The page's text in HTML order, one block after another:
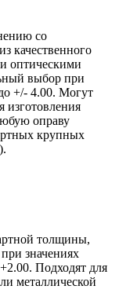
со
качественного
оптическими
выбор при
+/- 4.00. Могут
изготовления
оправу
крупных
толщины,
значениях
Подходят для
металлической